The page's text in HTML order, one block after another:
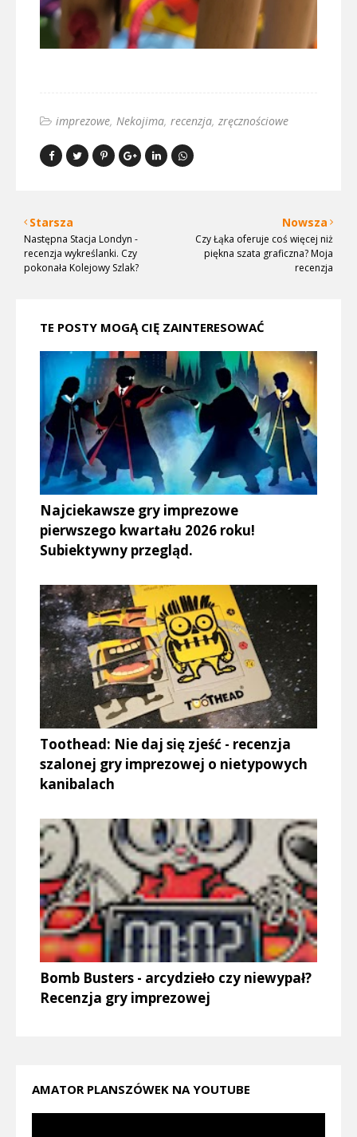
imprezowe Nekojima recenzja zręcznościowe
Nowsza
Czy Łąka oferuje coś więcej niż
piękna szata graficzna? Moja
recenzja
Starsza
Następna Stacja Londyn -
recenzja wykreślanki. Czy
pokonała Kolejowy Szlak?
TE POSTY MOGĄ CIĘ ZAINTERESOWAĆ
Najciekawsze gry imprezowe
pierwszego kwartału 2026 roku!
Subiektywny przegląd.
Toothead: Nie daj się zjeść - recenzja
szalonej gry imprezowej o nietypowych
kanibalach
Bomb Busters - arcydzieło czy niewypał?
Recenzja gry imprezowej
AMATOR PLANSZÓWEK NA YOUTUBE